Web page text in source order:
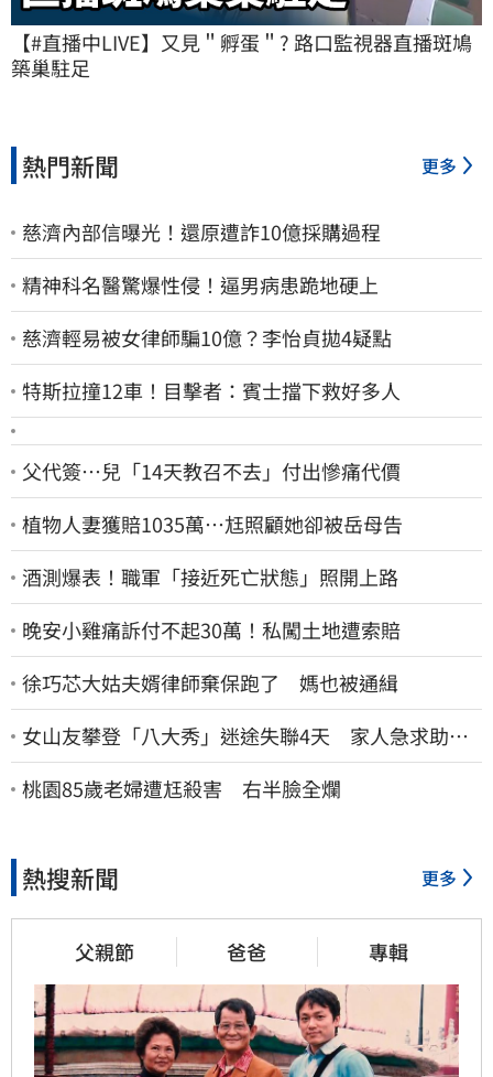
【#直播中LIVE】又見＂孵蛋＂? 路口監視器直播斑鳩
築巢駐足
熱門新聞 更多
慈濟內部信曝光！還原遭詐10億採購過程
精神科名醫驚爆性侵！逼男病患跪地硬上
慈濟輕易被女律師騙10億？李怡貞拋4疑點
特斯拉撞12車！目擊者：賓士擋下救好多人
父代簽…兒「14天教召不去」付出慘痛代價
植物人妻獲賠1035萬…尪照顧她卻被岳母告
酒測爆表！職軍「接近死亡狀態」照開上路
晚安小雞痛訴付不起30萬！私闖土地遭索賠
徐巧芯大姑夫婿律師棄保跑了 媽也被通緝
女山友攀登「八大秀」迷途失聯4天 家人急求助：
剩我媽還沒找到
桃園85歲老婦遭尪殺害 右半臉全爛
熱搜新聞 更多
父親節 爸爸 專輯